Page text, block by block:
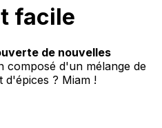
facile
de nouvelles
composé d'un mélange de
d'épices ? Miam !